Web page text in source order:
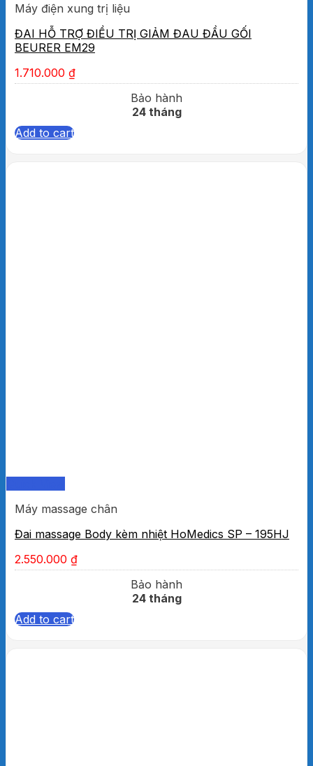
Máy điện xung trị liệu
ĐAI HỖ TRỢ ĐIỀU TRỊ GIẢM ĐAU ĐẦU GỐI
BEURER EM29
1.710.000 ₫
Bảo hành
24 tháng
Add to cart
Máy massage chân
Đai massage Body kèm nhiệt HoMedics SP – 195HJ
2.550.000 ₫
Bảo hành
24 tháng
Add to cart